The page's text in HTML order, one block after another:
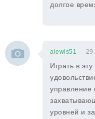
долгое
alewis51 29
Играть в
управление
уровней и